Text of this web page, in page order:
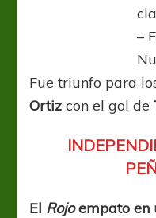
–
Fue triunfo para
Ortiz con el gol de
El Rojoempato en